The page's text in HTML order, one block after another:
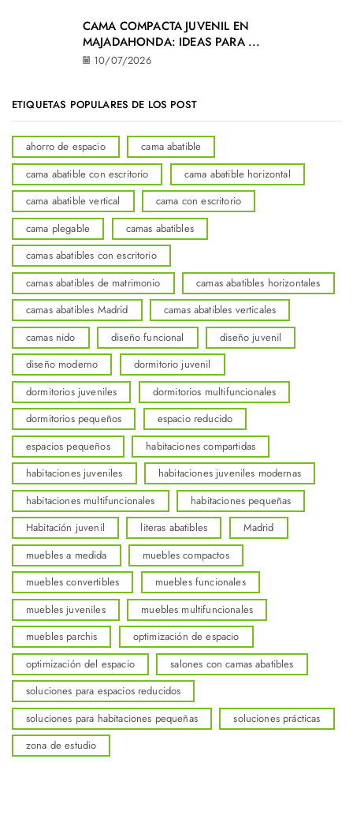
CAMA COMPACTA JUVENIL EN
MAJADAHONDA: IDEAS PARA ...
10/07/2026
ETIQUETAS POPULARES DE LOS POST
ahorro de espacio
cama abatible
cama abatible con escritorio
cama abatible horizontal
cama abatible vertical
cama con escritorio
cama plegable
camas abatibles
camas abatibles con escritorio
camas abatibles de matrimonio
camas abatibles horizontales
camas abatibles Madrid
camas abatibles verticales
camas nido
diseño funcional
diseño juvenil
diseño moderno
dormitorio juvenil
dormitorios juveniles
dormitorios multifuncionales
dormitorios pequeños
espacio reducido
espacios pequeños
habitaciones compartidas
habitaciones juveniles
habitaciones juveniles modernas
habitaciones multifuncionales
habitaciones pequeñas
Habitación juvenil
literas abatibles
Madrid
muebles a medida
muebles compactos
muebles convertibles
muebles funcionales
muebles juveniles
muebles multifuncionales
muebles parchis
optimización de espacio
optimización del espacio
salones con camas abatibles
soluciones para espacios reducidos
soluciones para habitaciones pequeñas
soluciones prácticas
zona de estudio